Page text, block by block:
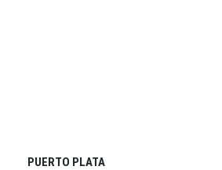
PUERTO PLATA